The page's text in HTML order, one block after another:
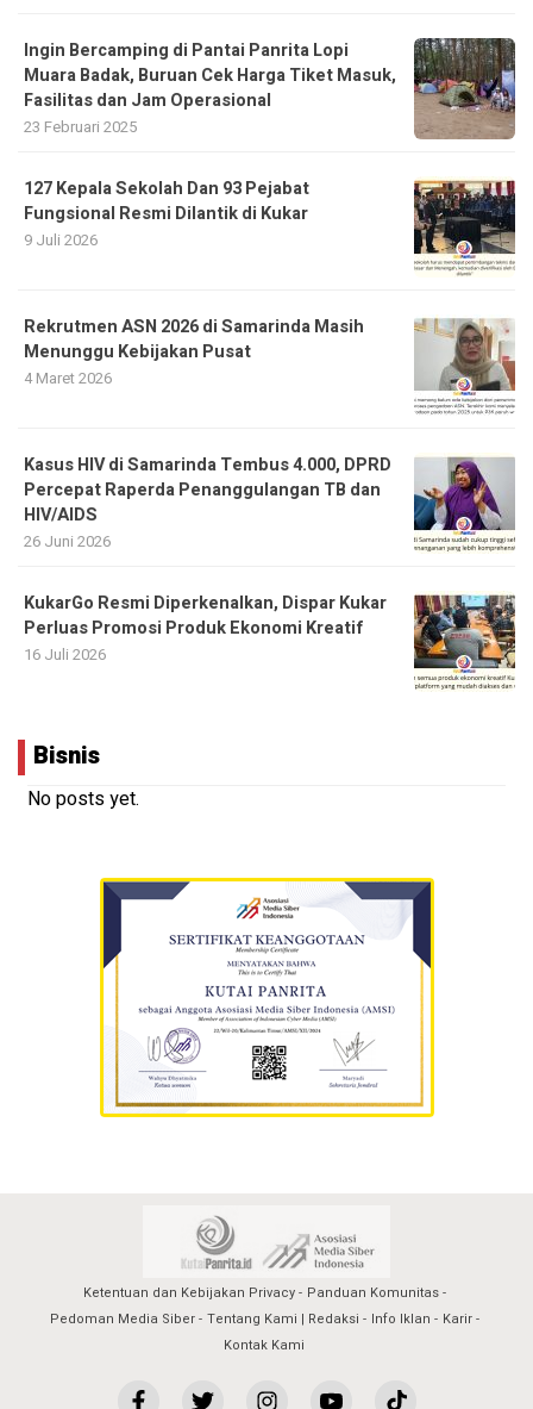
Ingin Bercamping di Pantai Panrita Lopi
Muara Badak, Buruan Cek Harga Tiket Masuk,
Fasilitas dan Jam Operasional
23 Februari 2025
127 Kepala Sekolah Dan 93 Pejabat
Fungsional Resmi Dilantik di Kukar
9 Juli 2026
Rekrutmen ASN 2026 di Samarinda Masih
Menunggu Kebijakan Pusat
4 Maret 2026
Kasus HIV di Samarinda Tembus 4.000, DPRD
Percepat Raperda Penanggulangan TB dan
HIV/AIDS
26 Juni 2026
KukarGo Resmi Diperkenalkan, Dispar Kukar
Perluas Promosi Produk Ekonomi Kreatif
16 Juli 2026
Bisnis
No posts yet.
Ketentuan dan Kebijakan Privacy
Panduan Komunitas
Pedoman Media Siber
Tentang Kami | Redaksi Info Iklan
Karir
Kontak Kami